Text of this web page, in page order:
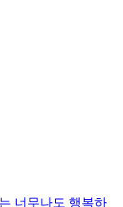
너무나도 행복하